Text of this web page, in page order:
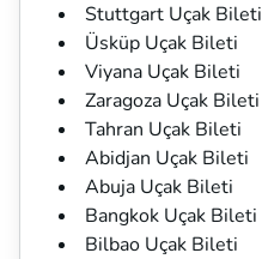
Stuttgart Uçak Bileti
Üsküp Uçak Bileti
Viyana Uçak Bileti
Zaragoza Uçak Bileti
Tahran Uçak Bileti
Abidjan Uçak Bileti
Abuja Uçak Bileti
Bangkok Uçak Bileti
Bilbao Uçak Bileti